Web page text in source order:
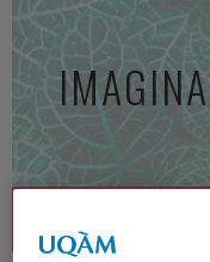
contenu
principal